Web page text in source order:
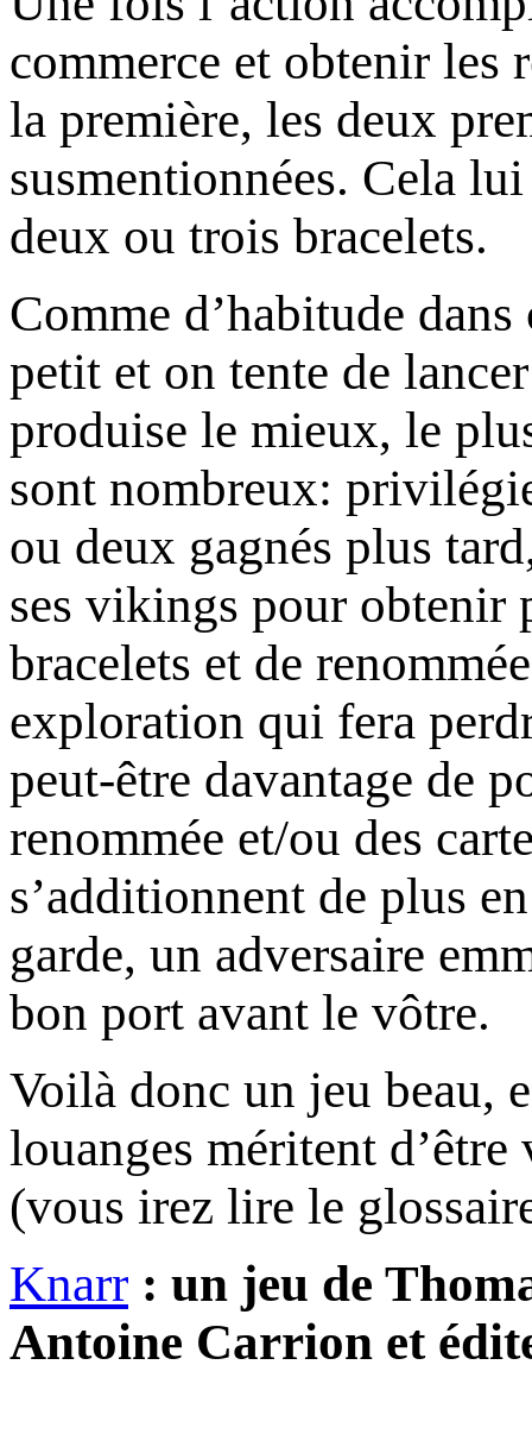
commerce et obtenir les
la première, les deux
susmentionnées. Cela
deux ou trois bracelets.
Comme d’habitude
petit et on tente de
produise le mieux, le
sont nombreux:
ou deux gagnés plus
ses vikings pour obtenir
bracelets et de
exploration qui fera
peut-être davantage de
renommée et/ou des
s’additionnent de plus
garde, un adversaire
bon port avant le vôtre.
Voilà donc un jeu beau,
louanges méritent d’être
(vous irez lire le
Knarr : un jeu de
Antoine Carrion et